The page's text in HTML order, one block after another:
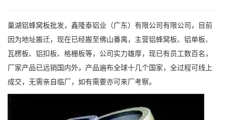
巢湖铝蜂窝板批发，鑫隆泰铝业（广东）有限公司有限公司，目前
因为地址搬迁，现在已经搬至佛山番禺，主营铝蜂窝板、铝单板、
瓦楞板、铝扣板、格栅板等，公司实力雄厚，现已有员工数百名，
厂家产品已远销国内外，产品遍布全球十几个国家，全过程可线上
成交，无需亲自临厂，如有需要亦可来厂考察。